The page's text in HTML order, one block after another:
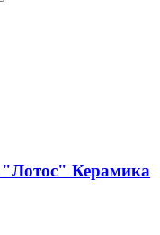
Керамика